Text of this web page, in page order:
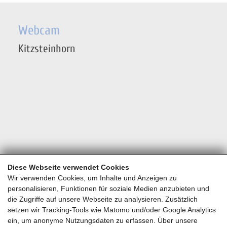
Diese Webseite verwendet Cookies
Wir verwenden Cookies, um Inhalte und Anzeigen zu
personalisieren, Funktionen für soziale Medien anzubieten und
die Zugriffe auf unsere Webseite zu analysieren. Zusätzlich
setzen wir Tracking-Tools wie Matomo und/oder Google Analytics
ein, um anonyme Nutzungsdaten zu erfassen. Über unsere
Webcam
Kitzsteinhorn